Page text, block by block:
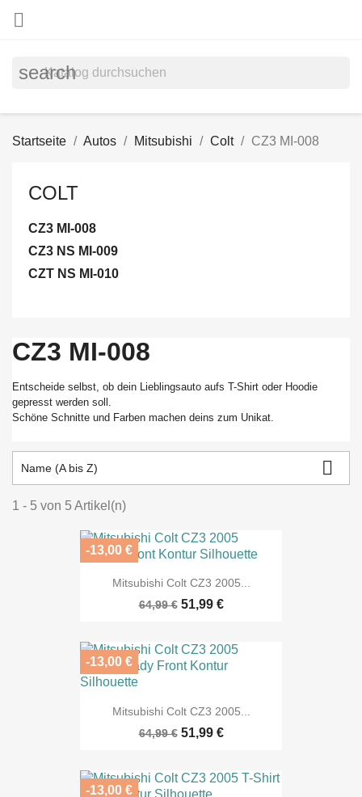

search
Startseite Autos Mitsubishi Colt CZ3 MI-008
COLT
CZ3 MI-008
CZ3 NS MI-009
CZT NS MI-010
CZ3 MI-008
Entscheide selbst, ob dein Lieblingsauto aufs T-Shirt oder Hoodie
gepresst werden soll.
Schöne Schnitte und Farben machen deins zum Unikat.
Name (A bis Z) 
1 - 5 von 5 Artikel(n)
Mitsubishi Colt CZ3 2005...
64,99 € 51,99 €
-13,00 €
Mitsubishi Colt CZ3 2005...
64,99 € 51,99 €
-13,00 €
-13,00 €